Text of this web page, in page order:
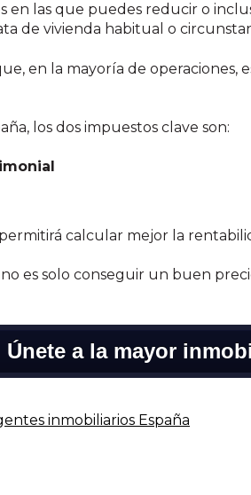
en las que puedes reducir o
de vivienda habitual o
en la mayoría de operaciones,
los dos impuestos clave son:
calcular mejor la
es solo conseguir un buen
Únete a la mayor
inmobiliarios España